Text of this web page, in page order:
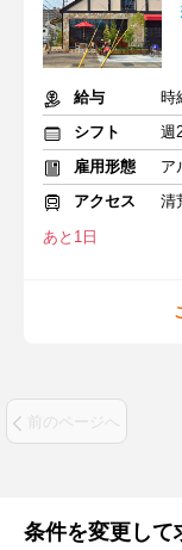
給与
時
シフト
雇用形態
ア
アクセス
清
あと1日
前のページへ
条件を変更して